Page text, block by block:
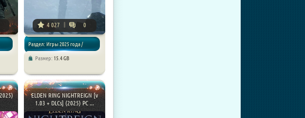
4 027 0
Раздел: Игры 2025 года /
Размер: 15.4 GB
ELDEN RING NIGHTREIGN [v
1.03 + DLCs] (2025) PC ...